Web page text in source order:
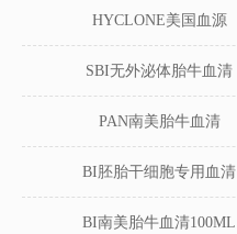
HYCLONE美国血源
SBI无外泌体胎牛血清
PAN南美胎牛血清
BI胚胎干细胞专用血清
BI南美胎牛血清100ML